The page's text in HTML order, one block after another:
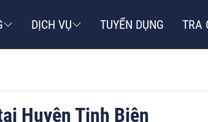
DỊCH VỤ TUYỂN DỤNG TRA
Huyện Tịnh Biên